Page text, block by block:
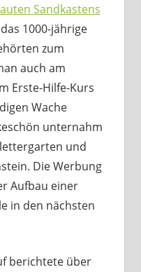
Sandkastens
1000-jährige
zum
auch am
Erste-Hilfe-Kurs
Wache
unternahm
und
Die Werbung
Aufbau einer
in den nächsten
berichtete über